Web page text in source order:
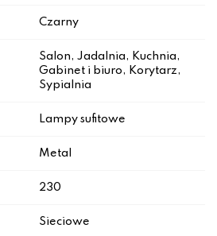
Czarny
Salon, Jadalnia, Kuchnia,
Gabinet i biuro, Korytarz,
Sypialnia
Lampy sufitowe
Metal
230
Sieciowe